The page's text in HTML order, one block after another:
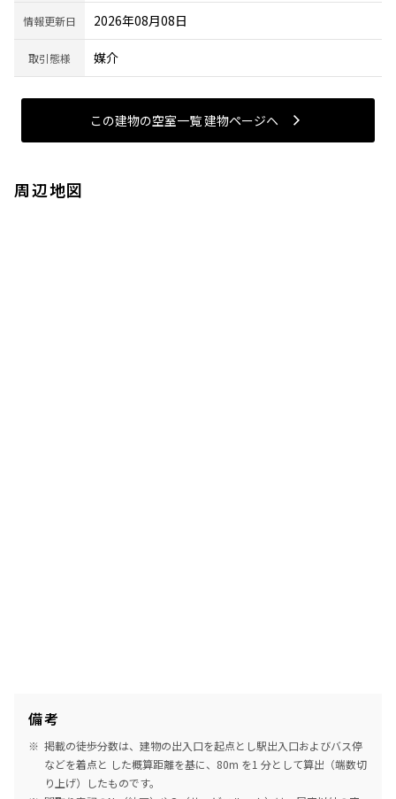
情報更新日 2026年08月08日
取引態様 媒介
この建物の空室一覧 建物ページヘ
周辺地図
備考
掲載の徒歩分数は、建物の出入口を起点とし駅出入口およびバス停
などを着点と した概算距離を基に、80m を1 分として算出（端数切
り上げ）したものです。